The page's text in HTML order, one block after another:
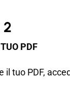
2
PDF
il tuo PDF,